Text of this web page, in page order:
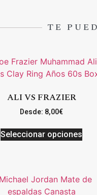
TE
ALI VS FRAZIER
Desde: 8,00€
Seleccionar opciones